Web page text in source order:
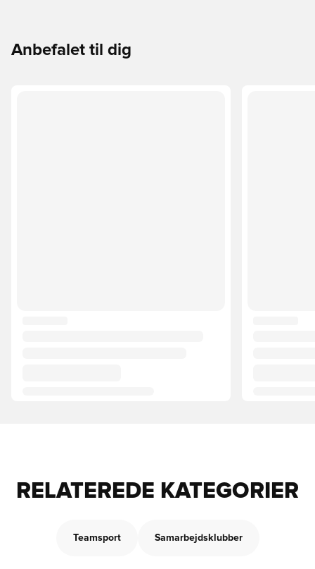
Anbefalet til dig
RELATEREDE KATEGORIER
Teamsport Samarbejdsklubber